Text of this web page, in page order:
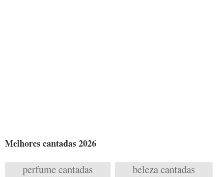
Melhores cantadas 2026
perfume cantadas
beleza cantadas